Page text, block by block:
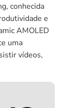
conhecida
e
AMOLED
uma
vídeos,